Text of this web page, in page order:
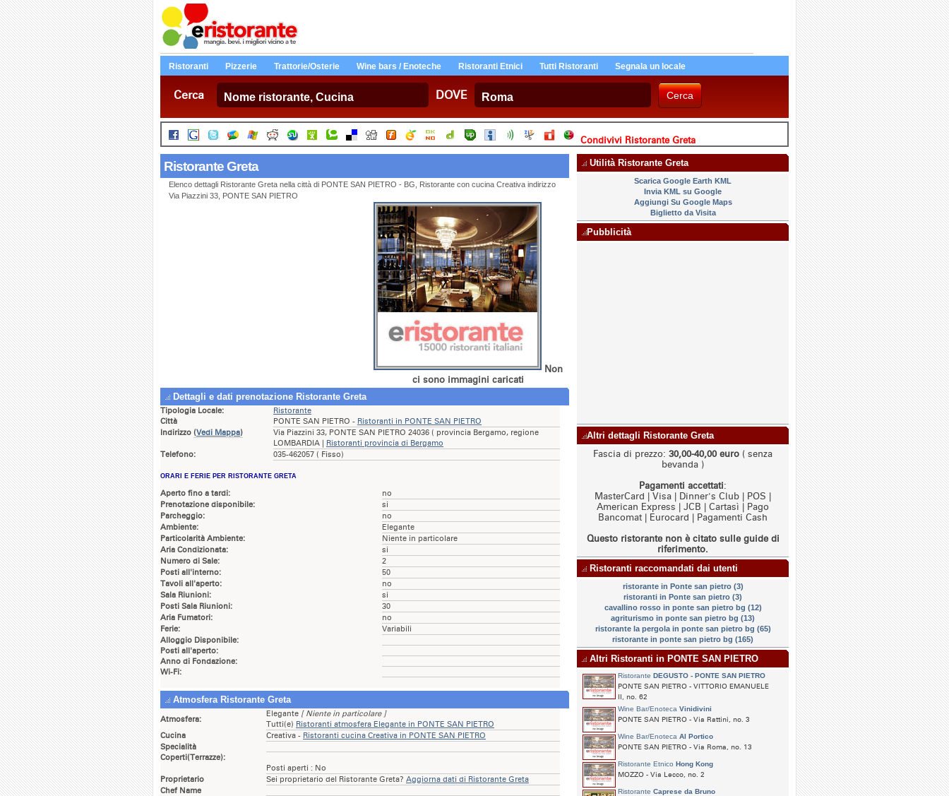
Ristoranti Pizzerie Trattorie/Osterie Wine bars / Enoteche Ristoranti Etnici Tutti Ristoranti Segnala un locale
Cerca DOVE
Condivivi Ristorante Greta
Ristorante Greta
Elenco dettagli Ristorante Greta nella città di PONTE SAN PIETRO - BG, Ristorante con cucina Creativa indirizzo
Via Piazzini 33, PONTE SAN PIETRO
Non
ci sono immagini caricati
Dettagli e dati prenotazione Ristorante Greta
Tipologia Locale:
Ristorante
Città
PONTE SAN PIETRO - Ristoranti in PONTE SAN PIETRO
Indirizzo (Vedi Mappa)
Via Piazzini 33, PONTE SAN PIETRO 24036 ( provincia Bergamo, regione
LOMBARDIA | Ristoranti provincia di Bergamo
Telefono:
035-462057 ( Fisso)
ORARI E FERIE PER RISTORANTE GRETA
Aperto fino a tardi:
no
Prenotazione disponibile:
si
Parcheggio:
no
Ambiente:
Elegante
Particolarità Ambiente:
Niente in particolare
Aria Condizionata:
si
Numero di Sale:
2
Posti all'interno:
50
Tavoli all'aperto:
no
Sala Riunioni:
si
Posti Sala Riunioni:
30
Aria Fumatori:
no
Ferie:
Variabili
Alloggio Disponibile:
Posti all'aperto:
Anno di Fondazione:
Wi-Fi:
Atmosfera Ristorante Greta
Atmosfera:
Elegante [ Niente in particolare ]
Tutti(e) Ristoranti atmosfera Elegante in PONTE SAN PIETRO
Cucina
Creativa - Ristoranti cucina Creativa in PONTE SAN PIETRO
Specialità
Coperti(Terrazze):
Posti aperti : No
Proprietario
Sei proprietario del Ristorante Greta? Aggiorna dati di Ristorante Greta
Chef Name
Utilità Ristorante Greta
Scarica Google Earth KML
Invia KML su Google
Aggiungi Su Google Maps
Biglietto da Visita
Pubblicità
Altri dettagli Ristorante Greta
Fascia di prezzo: 30,00-40,00 euro ( senza
bevanda )
Pagamenti accettati:
MasterCard | Visa | Dinner's Club | POS |
American Express | JCB | Cartasì | Pago
Bancomat | Eurocard | Pagamenti Cash
Questo ristorante non è citato sulle guide di
riferimento.
Ristoranti raccomandati dai utenti
ristorante in Ponte san pietro (3)
ristoranti in Ponte san pietro (3)
cavallino rosso in ponte san pietro bg (12)
agriturismo in ponte san pietro bg (13)
ristorante la pergola in ponte san pietro bg (65)
ristorante in ponte san pietro bg (165)
Altri Ristoranti in PONTE SAN PIETRO
Ristorante DEGUSTO - PONTE SAN PIETRO
PONTE SAN PIETRO - VITTORIO EMANUELE
II, no. 62
Wine Bar/Enoteca Vinidivini
PONTE SAN PIETRO - Via Rattini, no. 3
Wine Bar/Enoteca Al Portico
PONTE SAN PIETRO - Via Roma, no. 13
Ristorante Etnico Hong Kong
MOZZO - Via Lecco, no. 2
Ristorante Caprese da Bruno